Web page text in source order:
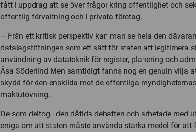
fått i uppdrag att se över frågor kring offentlighet och
offentlig förvaltning och i privata företag.
– Från ett kritisk perspektiv kan man se hela den
datalagstiftningen som ett sätt för staten att legitimera
användning av datateknik för register, planering och
Åsa Söderlind Men samtidigt fanns nog en genuin vilja
skydd för den enskilda mot de offentliga
maktutövning.
De som deltog i den dåtida debatten och arbetade med
eniga om att staten måste använda starka medel för att